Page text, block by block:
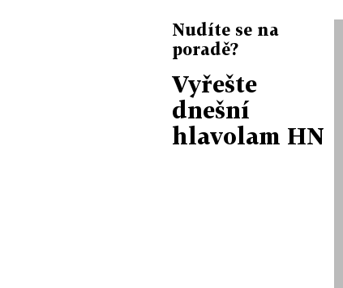
Nudíte se na
poradě?
Vyřešte
dnešní
hlavolam HN